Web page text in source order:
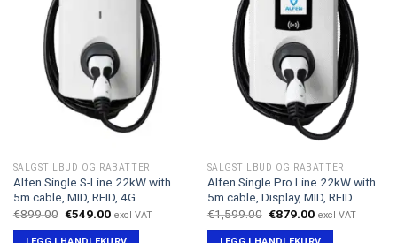
SALGSTILBUD OG RABATTER
Alfen Single S-Line 22kW with
5m cable, MID, RFID, 4G
€899.00 Opprinnelig
var:
€549.00Nåværende
er:
excl VAT
SALGSTILBUD OG RABATTER
Alfen Single Pro Line 22kW with
5m cable, Display, MID, RFID
€1,599.00 Opprinnelig
var:
€879.00Nåværende
er:
excl VAT